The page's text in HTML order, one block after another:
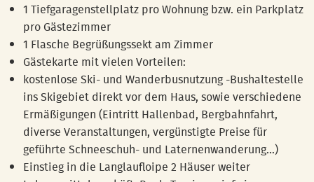
1 Tiefgaragenstellplatz pro Wohnung bzw. ein Parkplatz
pro Gästezimmer
1 Flasche Begrüßungssekt am Zimmer
Gästekarte mit vielen Vorteilen:
kostenlose Ski- und Wanderbusnutzung -Bushaltestelle
ins Skigebiet direkt vor dem Haus, sowie verschiedene
Ermäßigungen (Eintritt Hallenbad, Bergbahnfahrt,
diverse Veranstaltungen, vergünstigte Preise für
geführte Schneeschuh- und Laternenwanderung…)
Einstieg in die Langlaufloipe 2 Häuser weiter